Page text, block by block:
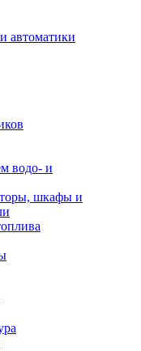
автоматики
водо- и
шкафы и